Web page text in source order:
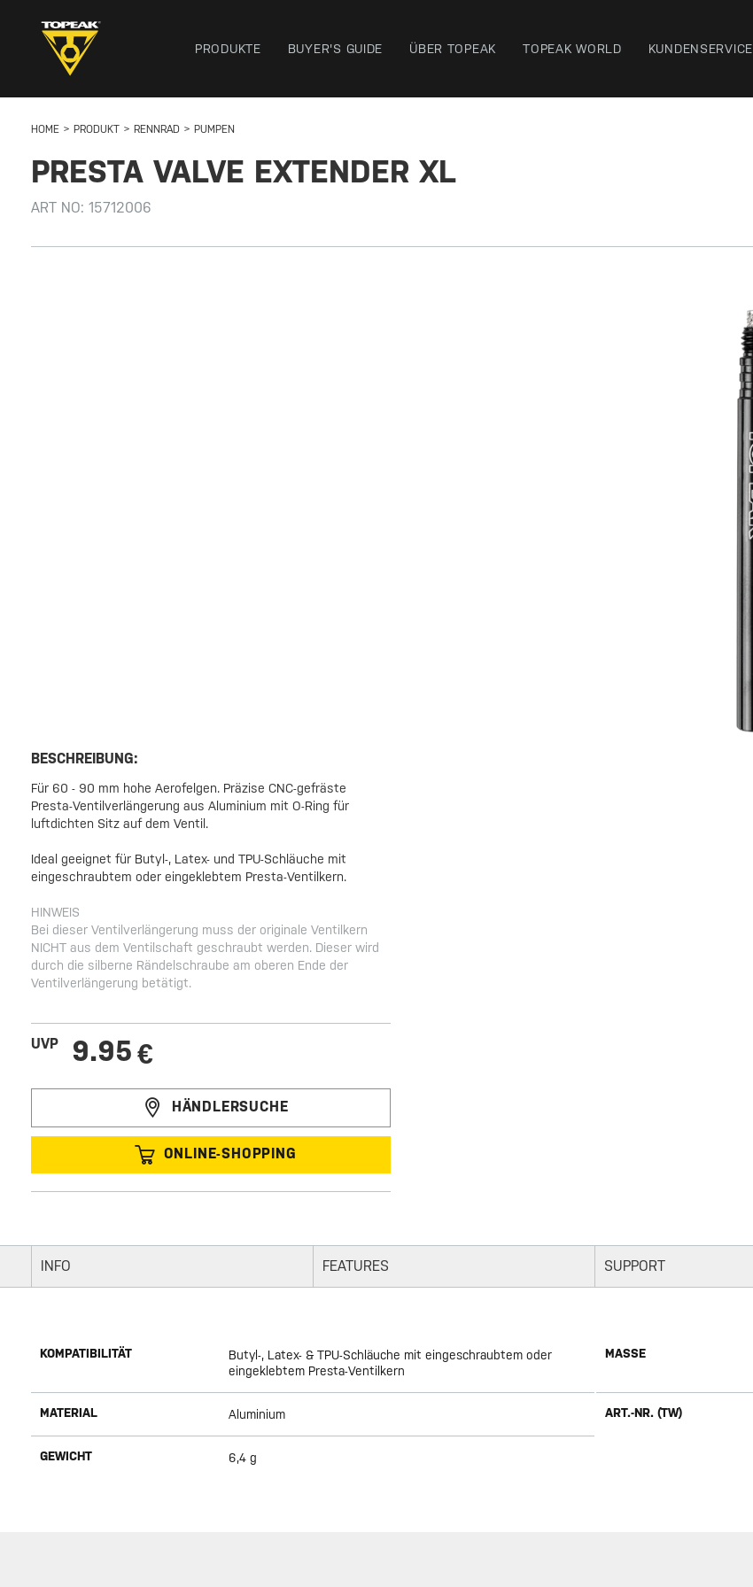
PRODUKTE BUYER'S GUIDE ÜBER TOPEAK TOPEAK WORLD KUNDENSERVICE
HOME PRODUKT RENNRAD PUMPEN
PRESTA VALVE EXTENDER XL
ART NO: 15712006
BESCHREIBUNG:
Für 60 - 90 mm hohe Aerofelgen. Präzise CNC-gefräste
Presta-Ventilverlängerung aus Aluminium mit O-Ring für
luftdichten Sitz auf dem Ventil.
Ideal geeignet für Butyl-, Latex- und TPU-Schläuche mit
eingeschraubtem oder eingeklebtem Presta-Ventilkern.
HINWEIS
Bei dieser Ventilverlängerung muss der originale Ventilkern
NICHT aus dem Ventilschaft geschraubt werden. Dieser wird
durch die silberne Rändelschraube am oberen Ende der
Ventilverlängerung betätigt.
UVP 9.95€
HÄNDLERSUCHE
ONLINE-SHOPPING
INFO FEATURES SUPPORT
KOMPATIBILITÄT
Butyl-, Latex- & TPU-Schläuche mit eingeschraubtem oder
eingeklebtem Presta-Ventilkern
MASSE
MATERIAL Aluminium ART.-NR. (TW)
GEWICHT 6,4 g